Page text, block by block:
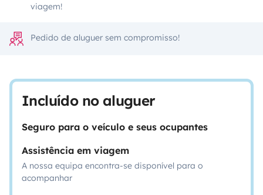
viagem!
Pedido de aluguer sem compromisso!
Incluído no aluguer
Seguro para o veículo e seus ocupantes
Assistência em viagem
A nossa equipa encontra-se disponível para o
acompanhar